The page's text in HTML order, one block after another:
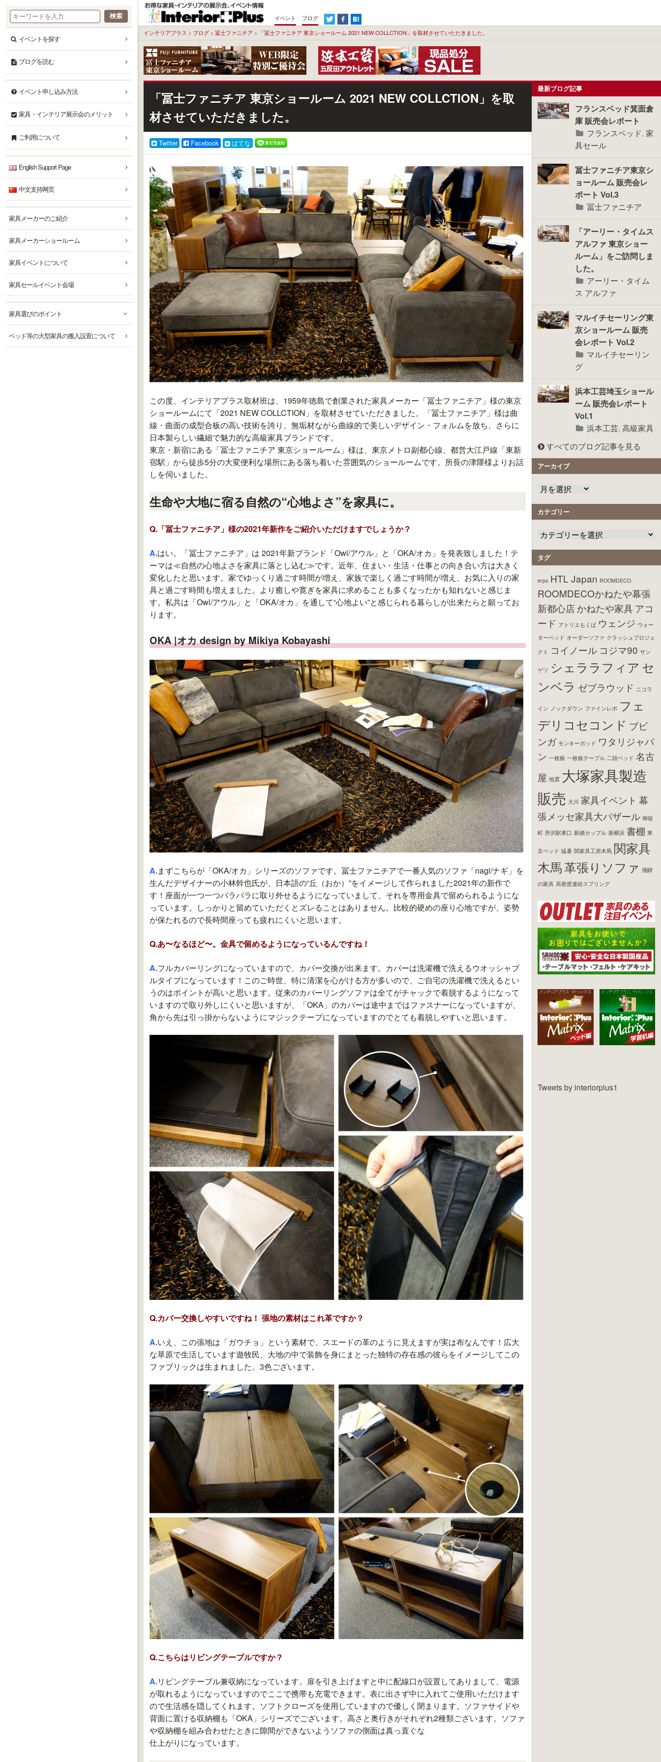
本
へ
イベント
ブログ
インテリアプラス > ブログ > 冨士ファニチア > 「冨士ファニチア 東京ショールーム 2021 NEW COLLCTION」を取材させていただきました。
「冨士ファニチア 東京ショールーム 2021 NEW COLLCTION」を取
材させていただきました。
Twitter Facebook はてな
この度、インテリアプラス取材班は、1959年徳島で創業された家具メーカー「冨士ファニチア」様の東京
ショールームにて「2021 NEW COLLCTION」を取材させていただきました。「冨士ファニチア」様は曲
線・曲面の成型合板の高い技術を誇り、無垢材ながら曲線的で美しいデザイン・フォルムを放ち、さらに
日本製らしい繊細で魅力的な高級家具ブランドです。
東京・新宿にある「冨士ファニチア 東京ショールーム」様は、東京メトロ副都心線、都営大江戸線「東新
宿駅」から徒歩5分の大変便利な場所にある落ち着いた雰囲気のショールームです。所長の津隈様よりお話
しを伺いました。
生命や大地に宿る自然の“心地よさ”を家具に。
Q.「冨士ファニチア」様の2021年新作をご紹介いただけますでしょうか？
A.はい。「冨士ファニチア」は 2021年新ブランド「Owl/アウル」と「OKA/オカ」を発表致しました！テ
ーマは≪自然の心地よさを家具に落とし込む≫です。近年、住まい・生活・仕事との向き合い方は大きく
変化したと思います。家でゆっくり過ごす時間が増え、家族で楽しく過ごす時間が増え、お気に入りの家
具と過ごす時間も増えました。より癒しや寛ぎを家具に求めることも多くなったかも知れないと感じま
す。私共は「Owl/アウル」と「OKA/オカ」を通して“心地よい”と感じられる暮らしが出来たらと願ってお
ります。
OKA |オカ design by Mikiya Kobayashi
A.まずこちらが「OKA/オカ」シリーズのソファです。冨士ファニチアで一番人気のソファ「nagi/ナギ」を
生んだデザイナーの小林幹也氏が、日本語の“丘（おか）”をイメージして作られました2021年の新作で
す！座面が一つ一つバラバラに取り外せるようになっていまして、それを専用金具で留められるようにな
っています。しっかりと留めていただくとズレることはありません。比較的硬めの座り心地ですが、姿勢
が保たれるので長時間座っても疲れにくいと思います。
Q.あ〜なるほど〜。金具で留めるようになっているんですね！
A.フルカバーリングになっていますので、カバー交換が出来ます。カバーは洗濯機で洗えるウオッシャブ
ルタイプになっています！このご時世、特に清潔を心がける方が多いので、ご自宅の洗濯機で洗えるとい
うのはポイントが高いと思います。従来のカバーリングソファは全てがチャックで着脱するようになって
いますので取り外しにくいと思いますが、「OKA」のカバーは途中まではファスナーになっていますが、
角から先は引っ掛からないようにマジックテープになっていますのでとても着脱しやすいと思います。
Q.カバー交換しやすいですね！ 張地の素材はこれ革ですか？
A.いえ、この張地は「ガウチョ」という素材で、スエードの革のように見えますが実は布なんです！広大
な草原で生活しています遊牧民、大地の中で装飾を身にまとった独特の存在感の彼らをイメージしてこの
ファブリックは生まれました。3色ございます。
Q.こちらはリビングテーブルですか？
A.リビングテーブル兼収納になっています。扉を引き上げますと中に配線口が設置してありまして、電源
が取れるようになっていますのでここで携帯も充電できます。表に出さず中に入れてご使用いただけます
ので生活感を隠してくれます。ソフトクローズを使用していますので優しく閉まります。ソファサイドや
背面に置ける収納棚も「OKA」シリーズでございます。高さと奥行きがそれぞれ2種類ございます。ソファ
や収納棚を組み合わせたときに隙間ができないようソファの側面は真っ直ぐな
仕上がりになっています。
最新ブログ記事
フランスベッド箕面倉
庫 販売会レポート
フランスベッド, 家
具セール
冨士ファニチア東京シ
ョールーム 販売会レ
ポート Vol.3
冨士ファニチア
「アーリー・タイムス
アルファ 東京ショー
ルーム」をご訪問しま
した。
アーリー・タイム
ス アルファ
マルイチセーリング東
京ショールーム 販売
会レポート Vol.2
マルイチセーリン
グ
浜本工芸埼玉ショール
ーム 販売会レポート
Vol.1
浜本工芸,高級家具
すべてのブログ記事を見る
アーカイブ
カテゴリー
タグ
erpo HTL Japan ROOMDECO
ROOMDECOかねたや幕張
新都心店かねたや家具 アコ
ード アトリエもくば ウェンジ ウォー
ターベッド オーダーソファ クラッシュプロジェ
クト
コイノール コジマ90 サン
ゲツ シェララフィア セ
ンベラ ゼブラウッド ニコラ
イン ノックダウン ファインレボ フェ
デリコセコンド ブビ
ンガ モンキーポッド ワタリジャパ
ン 一枚板 一枚板テーブル 二段ベッド 名古
屋 地震 大塚家具製造
販売 大川 家具イベント 幕
張メッセ家具大バザール 御徒
町 所沢駅東口 新婚カップル 新横浜 書棚 東
京ベッド 猛暑 関家具工房木馬 関家具
木馬革張りソファ 飛騨
の家具 高密度連続スプリング
Tweets by interiorplus1
イベントを探す
ブログを読む
イベント申し込み方法
家具・インテリア展示会のメリット
ご利用について
English Support Page
中文支持网页
家具メーカーのご紹介
家具メーカーショールーム
家具イベントについて
家具セールイベント会場
家具選びのポイント
ベッド等の大型家具の搬入設置について